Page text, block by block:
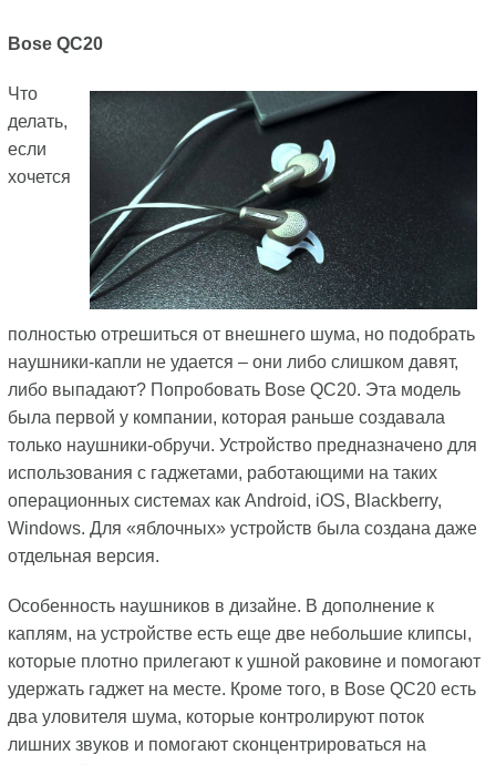
Bose QC20
Что
делать,
если
хочется
полностью отрешиться от внешнего шума, но подобрать
наушники-капли не удается – они либо слишком давят,
либо выпадают? Попробовать Bose QC20. Эта модель
была первой у компании, которая раньше создавала
только наушники-обручи. Устройство предназначено для
использования с гаджетами, работающими на таких
операционных системах как Android, iOS, Blackberry,
Windows. Для «яблочных» устройств была создана даже
отдельная версия.
Особенность наушников в дизайне. В дополнение к
каплям, на устройстве есть еще две небольшие клипсы,
которые плотно прилегают к ушной раковине и помогают
удержать гаджет на месте. Кроме того, в Bose QC20 есть
два уловителя шума, которые контролируют поток
лишних звуков и помогают сконцентрироваться на